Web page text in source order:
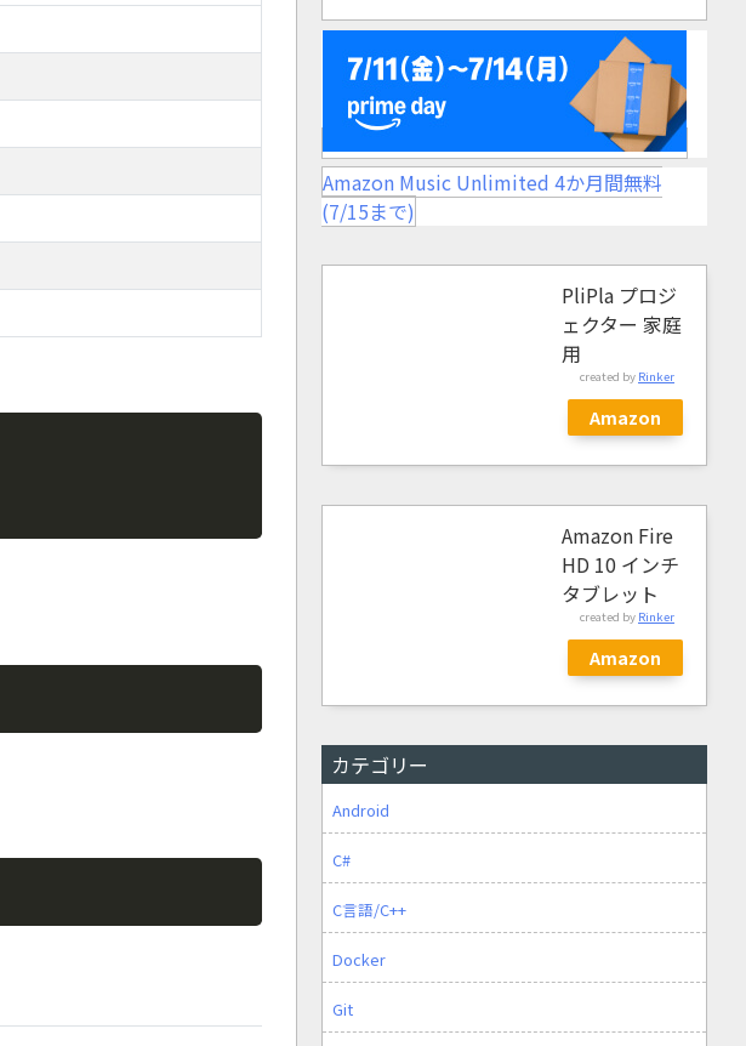
Amazon Music Unlimited 4か月間無料
(7/15まで)
PliPla プロジ
ェクター 家庭
用
created by Rinker
Amazon
Amazon Fire
HD 10 インチ
タブレット
created by Rinker
Amazon
カテゴリー
Android
C#
C言語/C++
Docker
Git